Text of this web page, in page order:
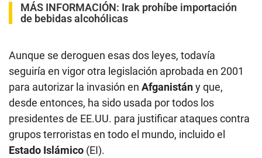
MÁS INFORMACIÓN: Irak prohíbe importación
de bebidas alcohólicas
Aunque se deroguen esas dos leyes, todavía
seguiría en vigor otra legislación aprobada en 2001
para autorizar la invasión en Afganistány que,
desde entonces, ha sido usada por todos los
presidentes de EE.UU. para justificar ataques contra
grupos terroristas en todo el mundo, incluido el
Estado Islámico (EI).